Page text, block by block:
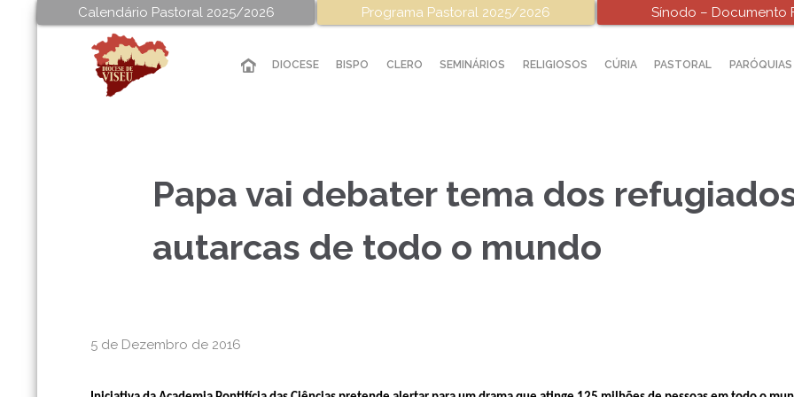
Calendário Pastoral 2025/2026 Programa Pastoral 2025/2026 Sínodo – Documento
DIOCESE BISPO CLERO SEMINÁRIOS RELIGIOSOS CÚRIA PASTORAL PARÓQUIAS
Papa vai debater tema dos
autarcas de todo o mundo
5 de Dezembro de 2016